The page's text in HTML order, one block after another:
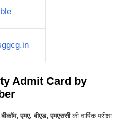
Admit Card by
बीकॉम, एमए, बीएड, एमएससीकी वार्षिक परीक्षा